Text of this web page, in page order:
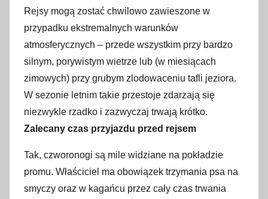
Rejsy mogą zostać chwilowo zawieszone w
przypadku ekstremalnych warunków
atmosferycznych – przede wszystkim przy bardzo
silnym, porywistym wietrze lub (w miesiącach
zimowych) przy grubym zlodowaceniu tafli jeziora.
W sezonie letnim takie przestoje zdarzają się
niezwykle rzadko i zazwyczaj trwają krótko.
Zalecany czas przyjazdu przed rejsem
Tak, czworonogi są mile widziane na pokładzie
promu. Właściciel ma obowiązek trzymania psa na
smyczy oraz w kagańcu przez cały czas trwania